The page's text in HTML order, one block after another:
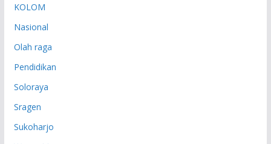
KOLOM
Nasional
Olah raga
Pendidikan
Soloraya
Sragen
Sukoharjo